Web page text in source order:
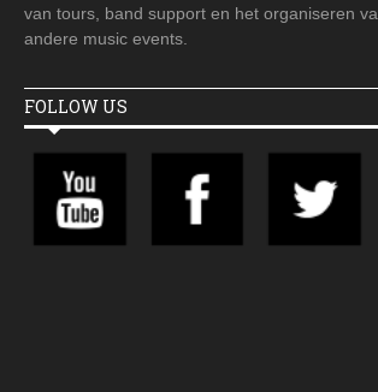
van tours, band support en het organiseren
andere music events.
FOLLOW US